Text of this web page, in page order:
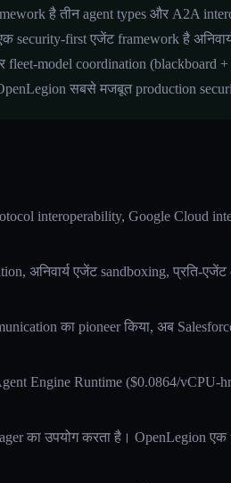
है तीन agent types और A2A
security-first एजेंट framework है
fleet-model coordination
सबसे मजबूत production
interoperability, Google Cloud
अनिवार्य एजेंट sandboxing, प्रति-
का pioneer किया, अब
Engine Runtime ($0.0864/vCPU-
का उपयोग करता है। OpenLegion एक